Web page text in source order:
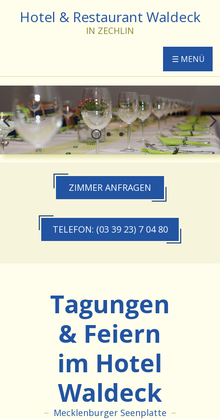
Hotel & Restaurant Waldeck
IN ZECHLIN
☰ MENÜ
ZIMMER ANFRAGEN
TELEFON: (03 39 23) 7 04 80
Tagungen
& Feiern
im Hotel
Waldeck
Mecklenburger Seenplatte